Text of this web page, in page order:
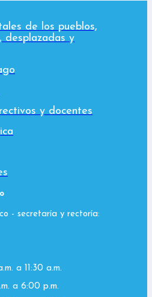
de los pueblos,
desplazadas y
y docentes
- secretaría y rectoría:
a 11:30 a.m.
a 6:00 p.m.